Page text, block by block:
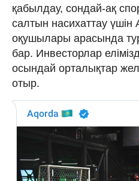
қабылдау, сондай-ақ
салтын насихаттау
оқушылары арасында
бар. Инвесторлар
осындай орталықтар
отыр.